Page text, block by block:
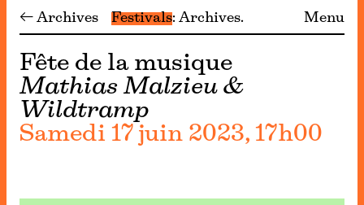
← Archives Festivals Archives Menu
Fête de la musique
Mathias Malzieu &
Wildtramp
Samedi 17 juin 2023, 17h00